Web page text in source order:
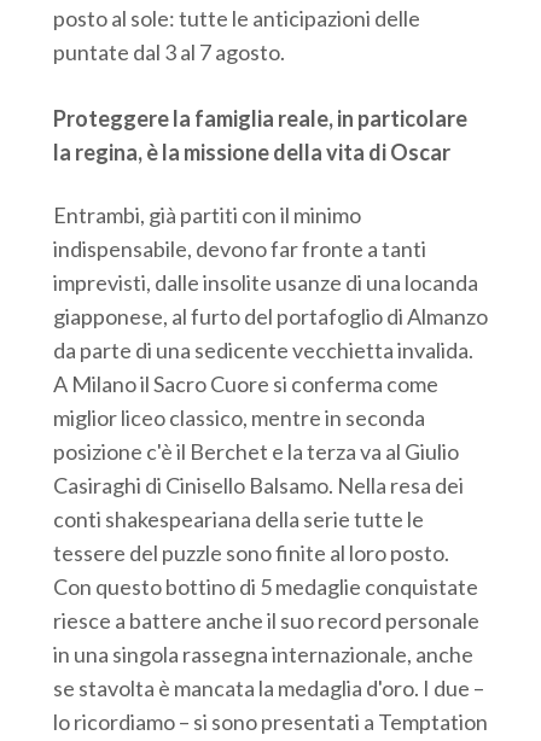
posto al sole: tutte le anticipazioni delle
puntate dal 3 al 7 agosto.
Proteggere la famiglia reale, in particolare
la regina, è la missione della vita di Oscar
Entrambi, già partiti con il minimo
indispensabile, devono far fronte a tanti
imprevisti, dalle insolite usanze di una locanda
giapponese, al furto del portafoglio di Almanzo
da parte di una sedicente vecchietta invalida.
A Milano il Sacro Cuore si conferma come
miglior liceo classico, mentre in seconda
posizione c'è il Berchet e la terza va al Giulio
Casiraghi di Cinisello Balsamo. Nella resa dei
conti shakespeariana della serie tutte le
tessere del puzzle sono finite al loro posto.
Con questo bottino di 5 medaglie conquistate
riesce a battere anche il suo record personale
in una singola rassegna internazionale, anche
se stavolta è mancata la medaglia d'oro. I due –
lo ricordiamo – si sono presentati a Temptation